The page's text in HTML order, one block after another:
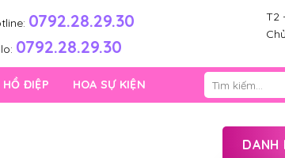
0792.28.29.30
0792.28.29.30
T2
HỒ ĐIỆP HOA SỰ KIỆN
Tìm
kiếm:
DANH